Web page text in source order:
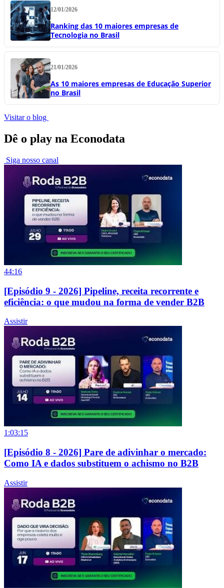
12/01/2026
Ranking das 10 maiores empresas de
Tecnologia no Brasil
21/01/2026
As 10 maiores empresas de Educação Superior
no Brasil
Visitar o blog
Dê o play na Econodata
Siga nosso canal
44:16
[Episódio 9 - 2026] Pipeline, receita recorrente e
eficiência: o que mudou na forma de vender B2B
Assistir
1:03:15
[Episódio 8 - 2026] Pare de adivinhar o mercado:
Como IA e dados substituem o achismo no B2B
Assistir